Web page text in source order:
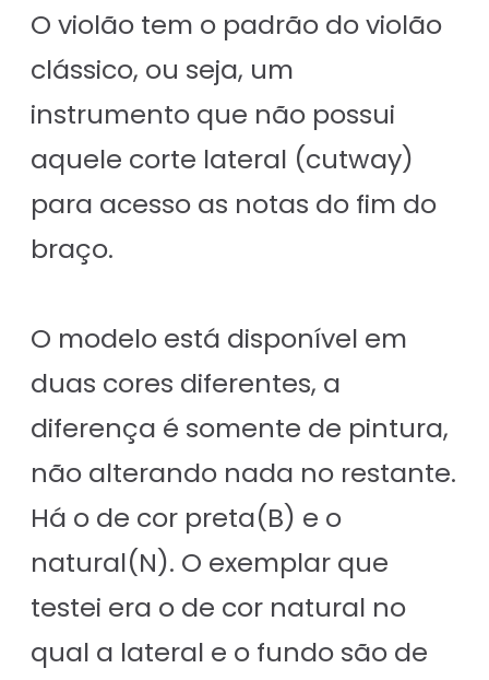
O violão tem o padrão do violão
clássico, ou seja, um
instrumento que não possui
aquele corte lateral (cutway)
para acesso as notas do fim do
braço.
O modelo está disponível em
duas cores diferentes, a
diferença é somente de pintura,
não alterando nada no restante.
Há o de cor preta(B) e o
natural(N). O exemplar que
testei era o de cor natural no
qual a lateral e o fundo são de